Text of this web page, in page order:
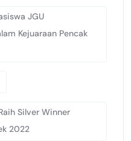
JGU
Kejuaraan Pencak
Silver Winner
2022